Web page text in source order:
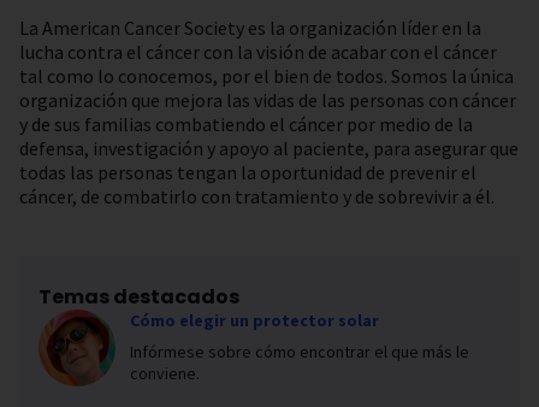
La American Cancer Society es la organización líder en la
lucha contra el cáncer con la visión de acabar con el cáncer
tal como lo conocemos, por el bien de todos. Somos la única
organización que mejora las vidas de las personas con cáncer
y de sus familias combatiendo el cáncer por medio de la
defensa, investigación y apoyo al paciente, para asegurar que
todas las personas tengan la oportunidad de prevenir el
cáncer, de combatirlo con tratamiento y de sobrevivir a él.
Temas destacados
Cómo elegir un protector solar
Infórmese sobre cómo encontrar el que más le
conviene.